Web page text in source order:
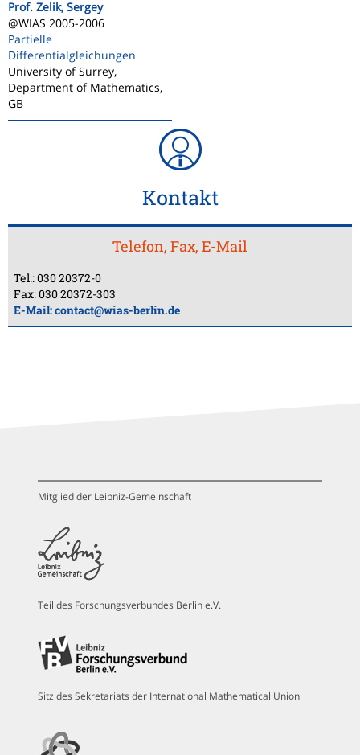
Prof. Zelik, Sergey
@WIAS 2005-2006
Partielle
Differentialgleichungen
University of Surrey,
Department of Mathematics,
GB
Kontakt
Telefon, Fax, E-Mail
Tel.: 030 20372-0
Fax: 030 20372-303
E-Mail:contact@wias-berlin.de
Mitglied der Leibniz-Gemeinschaft
Teil des Forschungsverbundes Berlin e.V.
Sitz des Sekretariats der International Mathematical Union